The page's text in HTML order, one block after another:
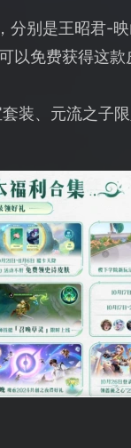
别是王昭君-
以免费获得这款
装、元流之子